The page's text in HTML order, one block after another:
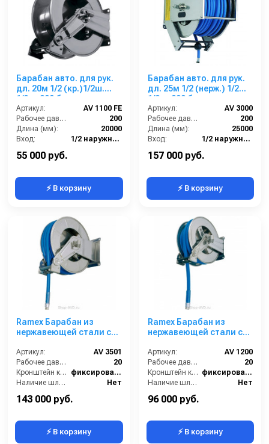
Барабан авто. для рук.
дл. 20м 1/2 (кр.)1/2ш.
1/2ш. 200 бар
Артикул:
AV 1100 FE
Рабочее давление (бар):
200
Длина (мм):
20000
Вход:
1/2 наружняя резьба
55 000 руб.
⚡ В корзину
Барабан авто. для рук.
дл. 25м 1/2 (нерж.) 1/2ш.
1/2ш. 200 бар
Артикул:
AV 3000
Рабочее давление (бар):
200
Длина (мм):
25000
Вход:
1/2 наружняя резьба
157 000 руб.
⚡ В корзину
Ramex Барабан из
нержавеющей стали с
механизмом AV 3501
Артикул:
AV 3501
Рабочее давление (бар):
20
Кронштейн катушки:
фиксированный
Наличие шланга:
Нет
143 000 руб.
⚡ В корзину
Ramex Барабан из
нержавеющей стали с
механизмом AV 1200
Артикул:
AV 1200
Рабочее давление (бар):
20
Кронштейн катушки:
фиксированный
Наличие шланга:
Нет
96 000 руб.
⚡ В корзину